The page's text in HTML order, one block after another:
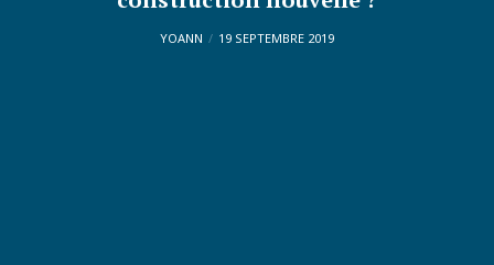
YOANN 19 SEPTEMBRE 2019